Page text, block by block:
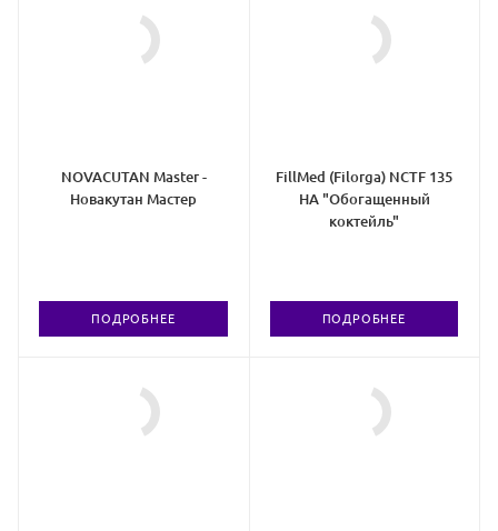
NOVACUTAN Master -
Новакутан Мастер
ПОДРОБНЕЕ
FillMed (Filorga) NCTF 135
HA "Обогащенный
коктейль"
ПОДРОБНЕЕ